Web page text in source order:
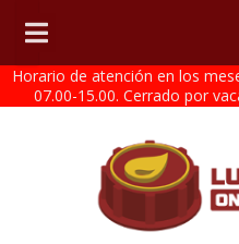
Horario de atención en los
07.00-15.00. Cerrado por